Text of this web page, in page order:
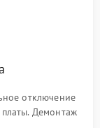
отключение
Демонтаж